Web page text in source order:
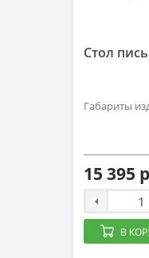
Стол
Габариты
15 395
В